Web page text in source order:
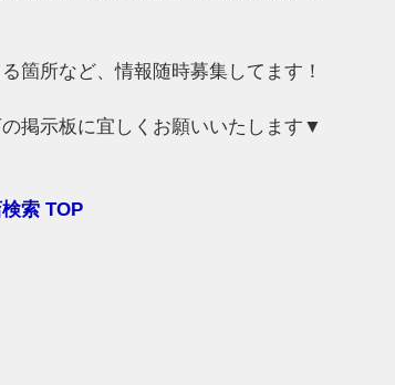
箇所など、情報随時募集してます！
掲示板に宜しくお願いいたします▼
索 TOP